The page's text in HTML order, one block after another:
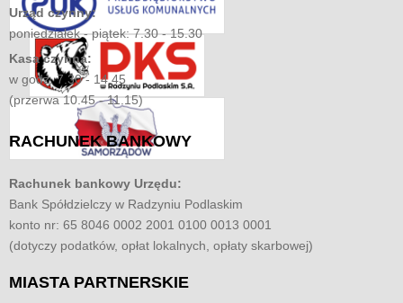
Urząd czynny:
poniedziałek - piątek: 7.30 - 15.30
Kasa czynna:
w godz. 7.30 - 14.45
(przerwa 10.45 - 11.15)
RACHUNEKBANKOWY
Rachunek bankowy Urzędu:
Bank Spółdzielczy w Radzyniu Podlaskim
konto nr: 65 8046 0002 2001 0100 0013 0001
(dotyczy podatków, opłat lokalnych, opłaty skarbowej)
MIASTA PARTNERSKIE